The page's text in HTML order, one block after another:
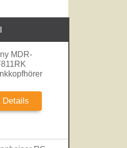
MDR-
Details